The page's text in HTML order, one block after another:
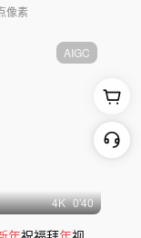
像素
AIGC
4K 0'40